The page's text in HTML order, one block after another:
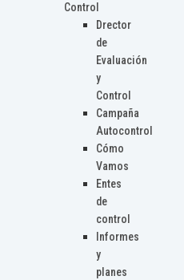
Control
Drector
de
Evaluación
y
Control
Campaña
Autocontrol
Cómo
Vamos
Entes
de
control
Informes
y
planes